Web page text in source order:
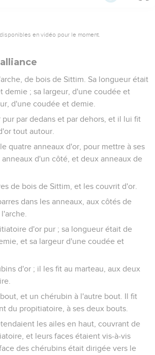
en vidéo pour le moment.
de bois de Sittim. Sa longueur était
demie ; sa largeur, d'une coudée et
d'une coudée et demie.
pur par dedans et par dehors, et il lui fit
tout autour.
quatre anneaux d'or, pour mettre à ses
d'un côté, et deux anneaux de
de bois de Sittim, et les couvrit d'or.
dans les anneaux, aux côtés de
d'or pur ; sa longueur était de
et sa largeur d'une coudée et
d'or ; il les fit au marteau, aux deux
et un chérubin à l'autre bout. Il fit
du propitiatoire, à ses deux bouts.
les ailes en haut, couvrant de
et leurs faces étaient vis-à-vis
des chérubins était dirigée vers le